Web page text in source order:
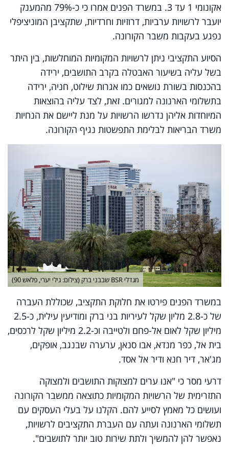
אקונומי 1 עד 3. במשרד הפנים אמרו כי כ-79% מהמענק
יועבר לרשויות ערביות, דרוזיות וחרדיות, שתקציבן המוניציפלי
נפגע בעקבות משבר הקורונה.
הסיוע התקציבי ניתן לרשויות המקומיות המוחלשות, בין היתר
בשל עליה בשיעור האבטלה בקרב התושבים, ירידה
בהכנסות בשורת נושאים כמו אגרות שילוט, חניה, ירידה
בתשלומי הארנונה למגורים. זאת, לצד עליה בהוצאות
המיוחדות אליהן נדרשו הרשויות על מנת ליישם את הנחיות
משרד הבריאות לבלימת התפשטות נגיף הקורונה.
מגדלי BSR שבבני ברק (צילום: גילי יערי, פלאש 90)
במשרד הפנים פירטו את חלוקת התקציב, שכוללת העברה
של כ-2.8 מליון שקל לעיריות בני ברק ומודיעין עילית, כ-2.5
מיליון שקל לאום אל-פחם ולטייבה וכ-2.2 מיליון שקל לרכסים,
בית אל, כפר מנדא, אבו סנאן, ערערה שבנגב, אופקים,
מג'אר, דיר חנא ודיר אל אסד.
דרעי מסר כי "אנו ערים למצוקות התושבים ולמצוקה
התזרימית של הרשויות המקומיות כתוצאה ממשבר הקורונה
ועושים כל מאמץ לסייע להם. הקלנו על בעלי העסקים עם
תשלומי הארנונה ועתה עם העברת התקציבים לרשויות,
נאפשר להן להמשיך ולתת שירות טוב יותר לתושבים".